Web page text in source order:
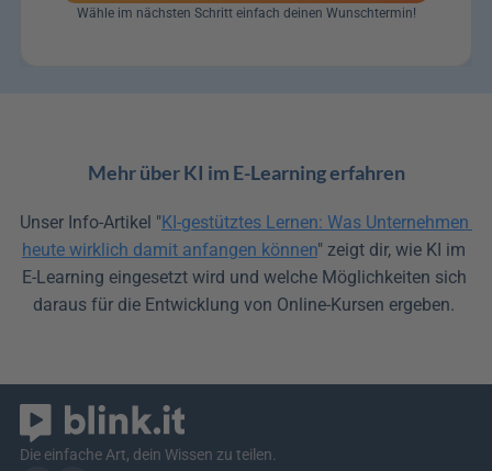
Wähle im nächsten Schritt einfach deinen Wunschtermin!
Mehr über KI im E-Learning erfahren
Unser Info-Artikel "KI-gestütztes Lernen: Was Unternehmen
heute wirklich damit anfangen können" zeigt dir, wie KI im
E-Learning eingesetzt wird und welche Möglichkeiten sich
daraus für die Entwicklung von Online-Kursen ergeben.
Die einfache Art, dein Wissen zu teilen.